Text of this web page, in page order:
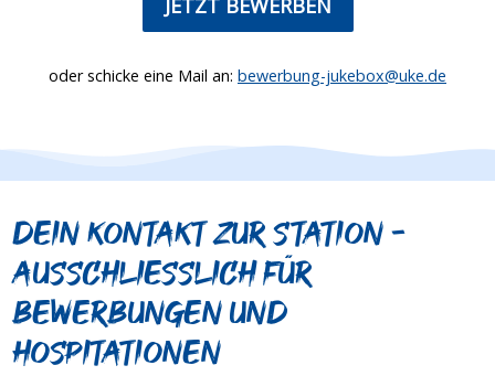
JETZT BEWERBEN
oder schicke eine Mail an: bewerbung-jukebox@uke.de
Dein Kontakt zur Station -
Ausschliesslich für
bewerbungen und
hospitationen